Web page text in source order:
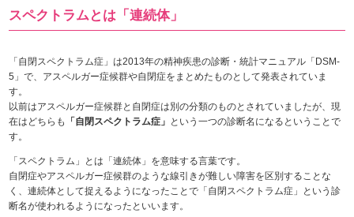
スペクトラムとは「連続体」
「自閉スペクトラム症」は2013年の精神疾患の診断・統計マニュアル「DSM-
5」で、アスペルガー症候群や自閉症をまとめたものとして発表されていま
す。
以前はアスペルガー症候群と自閉症は別の分類のものとされていましたが、現
在はどちらも
「自閉スペクトラム症」 という一つの診断名になるということで
す。
「スペクトラム」とは「連続体」を意味する言葉です。
自閉症やアスペルガー症候群のような線引きが難しい障害を区別することな
く、連続体として捉えるようになったことで「自閉スペクトラム症」という診
断名が使われるようになったといいます。